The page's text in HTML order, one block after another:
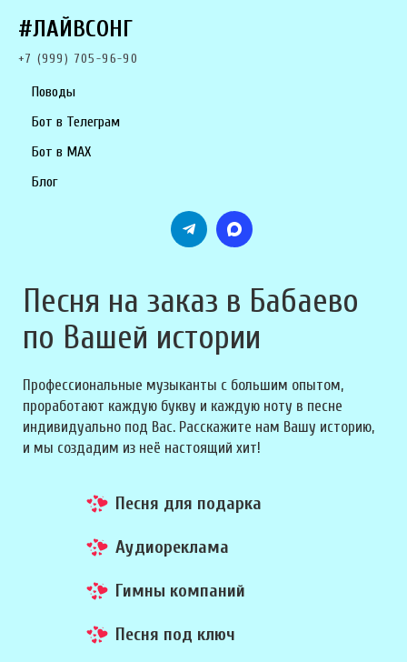
#ЛАЙВСОНГ
+7 (999) 705-96-90
Поводы
Бот в Телеграм
Бот в MAX
Блог
Песня на заказ в Бабаево
по Вашей истории
Профессиональные музыканты с большим опытом,
проработают каждую букву и каждую ноту в песне
индивидуально под Вас. Расскажите нам Вашу историю,
и мы создадим из неё настоящий хит!
Песня для подарка
Аудиореклама
Гимны компаний
Песня под ключ